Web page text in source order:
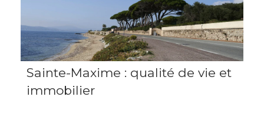
Sainte-Maxime : qualité de vie et
immobilier